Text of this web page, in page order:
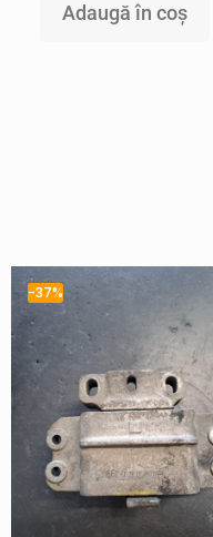
Adaugă în coș
-37%